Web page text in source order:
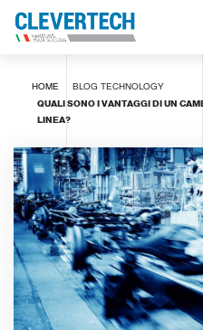
HOME BLOG TECHNOLOGY
QUALI SONO I VANTAGGI DI UN
LINEA?